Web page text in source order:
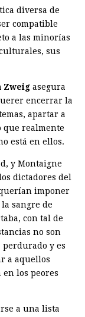
diversa de
compatible
a las minorías
sus
Zweig asegura
encerrar la
apartar a
que ­realmente
está en ellos.
y Montaigne
dictadores del
imponer
sangre de
con tal de
no son
y es
a aquellos
los peores
a una lista